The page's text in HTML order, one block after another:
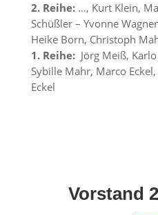
2. Reihe:…, Kurt Klein,
Schüßler – Yvonne
Heike Born, Christoph
1. Reihe:Jörg Meiß, Karlo
Sybille Mahr, Marco
Eckel
Vorstand